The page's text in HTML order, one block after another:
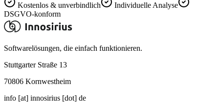
Kostenlos & unverbindlich
Individuelle Analyse
DSGVO-konform
Softwarelösungen, die einfach funktionieren.
Stuttgarter Straße 13
70806 Kornwestheim
info [at] innosirius [dot] de